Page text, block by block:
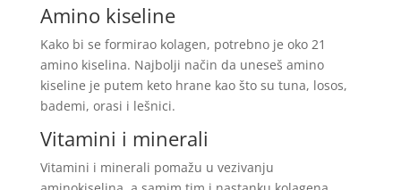
Amino kiseline
Kako bi se formirao kolagen, potrebno je oko 21
amino kiselina. Najbolji način da uneseš amino
kiseline je putem keto hrane kao što su tuna, losos,
bademi, orasi i lešnici.
Vitamini i minerali
Vitamini i minerali pomažu u vezivanju